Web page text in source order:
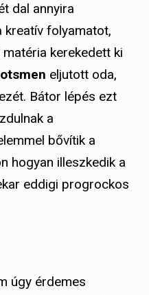
dal annyira
kreatív folyamatot,
kerekedett ki
eljutott oda,
Bátor lépés ezt
a
bővítik a
hogyan illeszkedik a
eddigi progrockos
úgy érdemes